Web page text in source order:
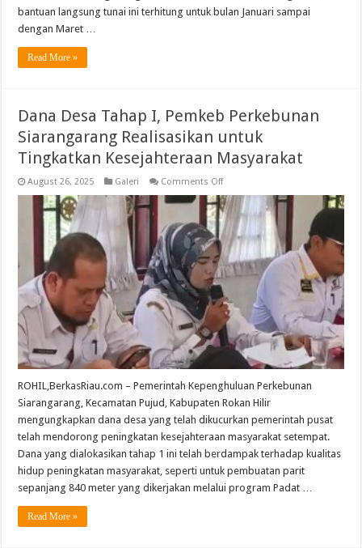
bantuan langsung tunai ini terhitung untuk bulan Januari sampai
dengan Maret …
Read More »
Dana Desa Tahap I, Pemkeb Perkebunan
Siarangarang Realisasikan untuk
Tingkatkan Kesejahteraan Masyarakat
August 26, 2025 Galeri Comments Offon
Desa
Tahap
I,
Pemkeb
Perkebunan
Siarangarang
Realisasikan
untuk
Tingkatkan
Kesejahteraan
Masyarakat
ROHIL,BerkasRiau.com – Pemerintah Kepenghuluan Perkebunan
Siarangarang, Kecamatan Pujud, Kabupaten Rokan Hilir
mengungkapkan dana desa yang telah dikucurkan pemerintah pusat
telah mendorong peningkatan kesejahteraan masyarakat setempat.
Dana yang dialokasikan tahap 1 ini telah berdampak terhadap kualitas
hidup peningkatan masyarakat, seperti untuk pembuatan parit
sepanjang 840 meter yang dikerjakan melalui program Padat …
Read More »